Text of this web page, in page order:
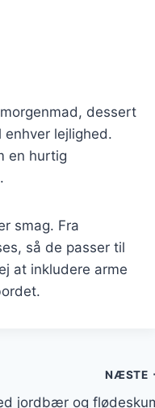
dessert
lejlighed.
en hurtig
smag. Fra
så de passer til
at inkludere arme
NÆSTE
jordbær og